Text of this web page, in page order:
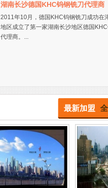
湖南长沙德国KHC钨钢铣刀代理商
2011年10月，德国KHC钨钢铣刀成功在
地区成立了第一家湖南长沙地区德国
代理商。...
最新加盟